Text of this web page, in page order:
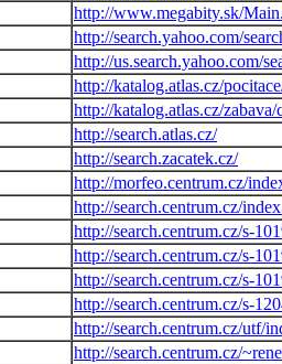
http://www.megabity.sk/
http://search.yahoo.com/
http://us.search.yahoo.com/
http://katalog.atlas.cz/
http://katalog.atlas.cz/
http://search.atlas.cz/
http://search.zacatek.cz/
http://morfeo.centrum.cz/
http://search.centrum.cz/
http://search.centrum.cz/s-
http://search.centrum.cz/s-
http://search.centrum.cz/s-
http://search.centrum.cz/s-
http://search.centrum.cz/utf/
http://search.centrum.cz/